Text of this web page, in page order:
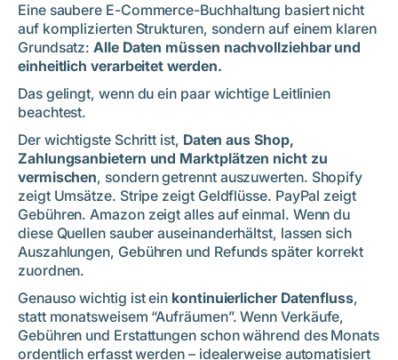
Eine saubere E-Commerce-Buchhaltung basiert nicht
auf komplizierten Strukturen, sondern auf einem klaren
Grundsatz:Alle Daten müssen nachvollziehbar und
einheitlich verarbeitet werden.
Das gelingt, wenn du ein paar wichtige Leitlinien
beachtest.
Der wichtigste Schritt ist, Daten aus Shop,
Zahlungsanbietern und Marktplätzen nicht zu
vermischen, sondern getrennt auszuwerten. Shopify
zeigt Umsätze. Stripe zeigt Geldflüsse. PayPal zeigt
Gebühren. Amazon zeigt alles auf einmal. Wenn du
diese Quellen sauber auseinanderhältst, lassen sich
Auszahlungen, Gebühren und Refunds später korrekt
zuordnen.
Genauso wichtig ist ein kontinuierlicher Datenfluss,
statt monatsweisem “Aufräumen”. Wenn Verkäufe,
Gebühren und Erstattungen schon während des Monats
ordentlich erfasst werden – idealerweise automatisiert